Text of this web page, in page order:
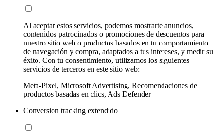
Al aceptar estos servicios, podemos mostrarte anuncios,
contenidos patrocinados o promociones de descuentos para
nuestro sitio web o productos basados en tu comportamiento
de navegación y compra, adaptados a tus intereses, y medir su
éxito. Con tu consentimiento, utilizamos los siguientes
servicios de terceros en este sitio web:
Meta-Pixel, Microsoft Advertising, Recomendaciones de
productos basadas en clics, Ads Defender
Conversion tracking extendido